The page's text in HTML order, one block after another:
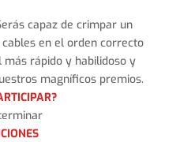
capaz de crimpar un
en el orden correcto
rápido y habilidoso y
magníficos premios.